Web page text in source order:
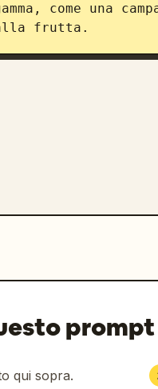
come una
frutta.
prompt
qui sopra.